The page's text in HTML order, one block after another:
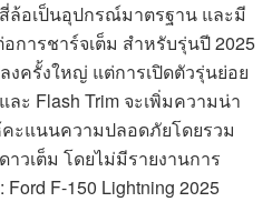
ล้อเป็นอุปกรณ์มาตรฐาน และมี
การชาร์จเต็ม สำหรับรุ่นปี 2025
งครั้งใหญ่ แต่การเปิดตัวรุ่นย่อย
ละ Flash Trim จะเพิ่มความน่า
ะแนนความปลอดภัยโดยรวม
าวเต็ม โดยไม่มีรายงานการ
F-150 Lightning 2025